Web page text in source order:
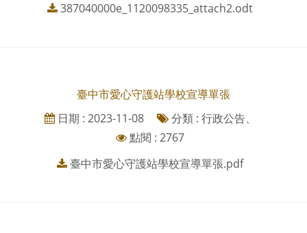
387040000e_1120098335_attach2.odt
臺中市愛心守護站學校宣導單張
日期 : 2023-11-08
分類 : 行政公告、
點閱 : 2767
臺中市愛心守護站學校宣導單張.pdf